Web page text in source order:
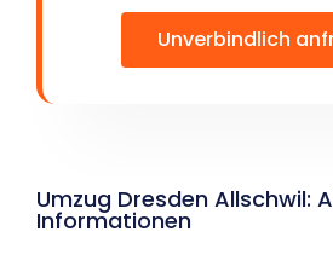
Unverbindlich
Umzug Dresden Allschwil:
Informationen